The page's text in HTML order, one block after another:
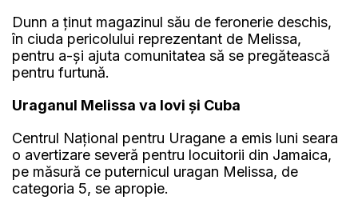
Dunn a ținut magazinul său de feronerie deschis,
în ciuda pericolului reprezentant de Melissa,
pentru a-și ajuta comunitatea să se pregătească
pentru furtună.
Uraganul Melissa va lovi și Cuba
Centrul Național pentru Uragane a emis luni seara
o avertizare severă pentru locuitorii din Jamaica,
pe măsură ce puternicul uragan Melissa, de
categoria 5, se apropie.